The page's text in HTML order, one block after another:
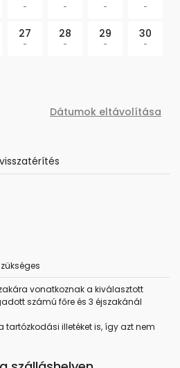
- - - -
27
-
28
-
29
-
30
-
Dátumok eltávolítása
vonatkoznak a kiválasztott
számú főre és 3 éjszakánál
illetéket is, így azt nem